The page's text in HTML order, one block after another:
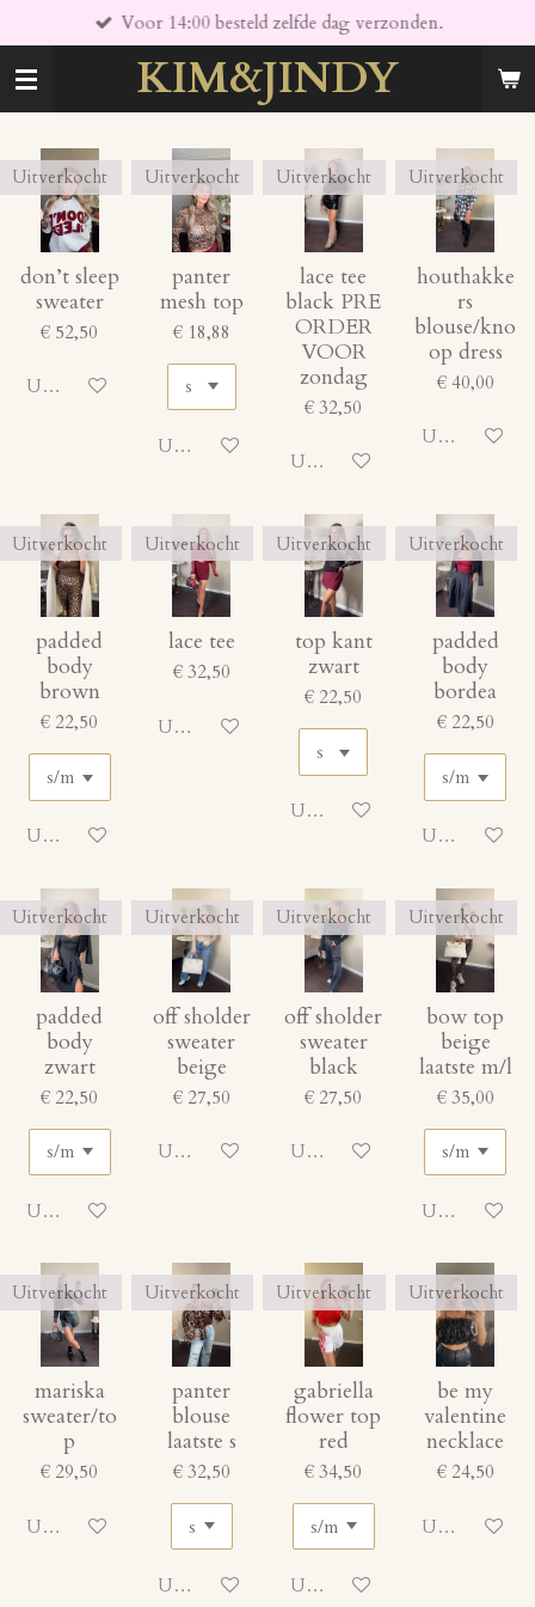
direct
naar
KIM&JINDY
Voor 14:00 besteld zelfde dag verzonden.
Uitverkocht
don’t sleep
sweater
€ 52,50
Uitgeschakeld
Uitverkocht
panter
mesh top
€ 18,88
Uitgeschakeld
Uitverkocht
lace tee
black PRE
ORDER
VOOR
zondag
€ 32,50
Uitgeschakeld
Uitverkocht
houthakke
rs
blouse/kno
op dress
€ 40,00
Uitgeschakeld
Uitverkocht
padded
body
brown
€ 22,50
Uitgeschakeld
Uitverkocht
lace tee
€ 32,50
Uitgeschakeld
Uitverkocht
top kant
zwart
€ 22,50
Uitgeschakeld
Uitverkocht
padded
body
bordea
€ 22,50
Uitgeschakeld
Uitverkocht
padded
body
zwart
€ 22,50
Uitgeschakeld
Uitverkocht
off sholder
sweater
beige
€ 27,50
Uitgeschakeld
Uitverkocht
off sholder
sweater
black
€ 27,50
Uitgeschakeld
Uitverkocht
bow top
beige
laatste m/l
€ 35,00
Uitgeschakeld
Uitverkocht
mariska
sweater/to
p
€ 29,50
Uitgeschakeld
Uitverkocht
panter
blouse
laatste s
€ 32,50
Uitgeschakeld
Uitverkocht
gabriella
flower top
red
€ 34,50
Uitgeschakeld
Uitverkocht
be my
valentine
necklace
€ 24,50
Uitgeschakeld